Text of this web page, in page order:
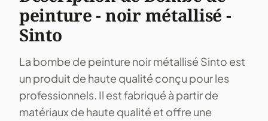
peinture - noir métallisé -
Sinto
La bombe de peinture noir métallisé Sinto est
un produit de haute qualité conçu pour les
professionnels. Il est fabriqué à partir de
matériaux de haute qualité et offre une